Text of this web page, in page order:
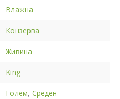
Влажна
Конзерва
Живина
King
Голем, Среден